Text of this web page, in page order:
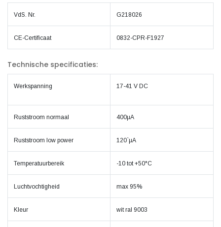
VdS. Nr. G218026
CE-Certificaat 0832-CPR-F1927
Technische specificaties:
Werkspanning 17-41 V DC
Ruststroom normaal 400µA
Ruststroom low power 120`µA
Temperatuurbereik -10 tot +50°C
Luchtvochtigheid max 95%
Kleur wit ral 9003